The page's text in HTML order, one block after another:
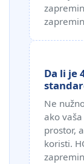
Da li je
Ne
ako
prostor,
koristi.